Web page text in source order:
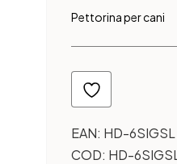
Pettorina per cani
EAN: HD-6SIGSL
COD: HD-